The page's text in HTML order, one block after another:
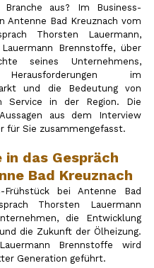
aus? Im Business-
Antenne Bad Kreuznach vom
Thorsten Lauermann,
Brennstoffe, über
seines Unternehmens,
im
und die Bedeutung von
Service in der Region. Die
aus dem Interview
für Sie zusammengefasst.
in das Gespräch
Bad Kreuznach
Frühstück bei Antenne Bad
Thorsten Lauermann
die Entwicklung
die Zukunft der Ölheizung.
Brennstoffe wird
Generation geführt.